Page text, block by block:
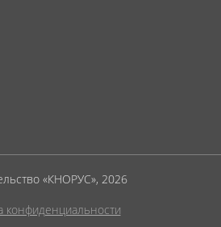
«КНОРУС», 2026
конфиденциальности